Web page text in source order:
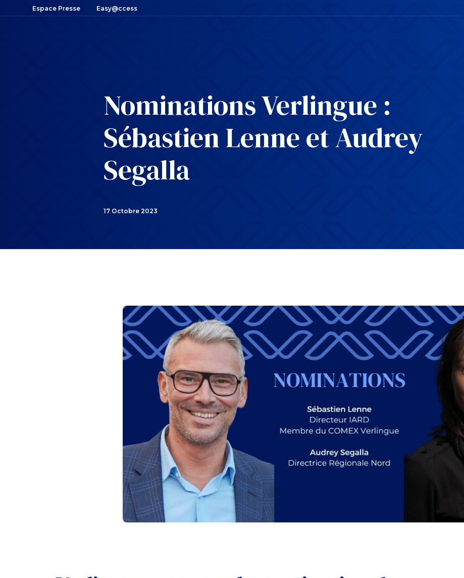
Espace Presse Easy@ccess
Nominations Verlingue :
Sébastien Lenne et Audrey
Segalla
17 Octobre 2023